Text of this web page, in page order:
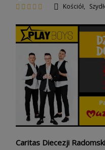
Kościół,
Caritas Diecezji